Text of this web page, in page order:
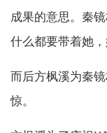
成果的意思。秦
什么都要带着她
而后方枫溪为秦
惊。